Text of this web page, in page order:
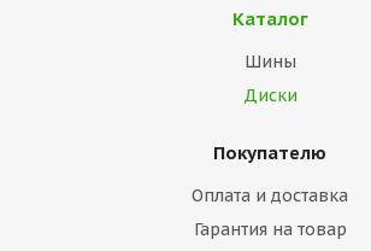
Каталог
Шины
Диски
Покупателю
Оплата и доставка
Гарантия на товар